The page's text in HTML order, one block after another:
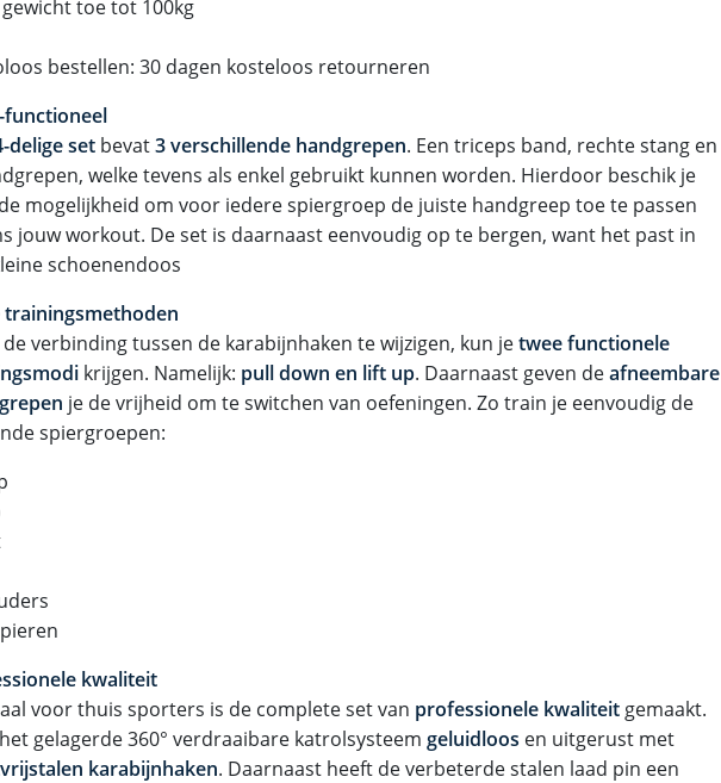
toe tot 100kg
bestellen: 30 dagen kosteloos retourneren
delige set bevat3 verschillende handgrepen. Een triceps band, rechte stang en
welke tevens als enkel gebruikt kunnen worden. Hierdoor beschik je
mogelijkheid om voor iedere spiergroep de juiste handgreep toe te passen
jouw workout. De set is daarnaast eenvoudig op te bergen, want het past in
schoenendoos
trainingsmethoden
verbinding tussen de karabijnhaken te wijzigen, kun jetwee functionele
krijgen. Namelijk: pull down en lift up. Daarnaast geven deafneembare
je de vrijheid om te switchen van oefeningen. Zo train je eenvoudig de
spiergroepen:
kwaliteit
voor thuis sporters is de complete set van professionele kwaliteit gemaakt.
gelagerde 360° verdraaibare katrolsysteem geluidloos en uitgerust met
karabijnhaken. Daarnaast heeft de verbeterde stalen laad pin een